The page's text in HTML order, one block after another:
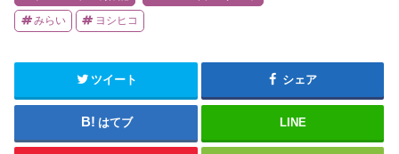
みらい ヨシヒコ
ツイート シェア
はてブ LINE